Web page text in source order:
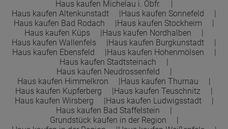
Haus kaufen Michelau i. Obfr.
Haus kaufen Altenkunstadt
Haus kaufen Sonnefeld
Haus kaufen Bad Rodach
Haus kaufen Stockheim
Haus kaufen Küps
Haus kaufen Nordhalben
Haus kaufen Wallenfels
Haus kaufen Burgkunstadt
Haus kaufen Ebensfeld
Haus kaufen Hohenmölsen
Haus kaufen Stadtsteinach
Haus kaufen Neudrossenfeld
Haus kaufen Himmelkron
Haus kaufen Thurnau
Haus kaufen Kupferberg
Haus kaufen Teuschnitz
Haus kaufen Wirsberg
Haus kaufen Ludwigsstadt
Haus kaufen Bad Staffelstein
Grundstück kaufen in der Region